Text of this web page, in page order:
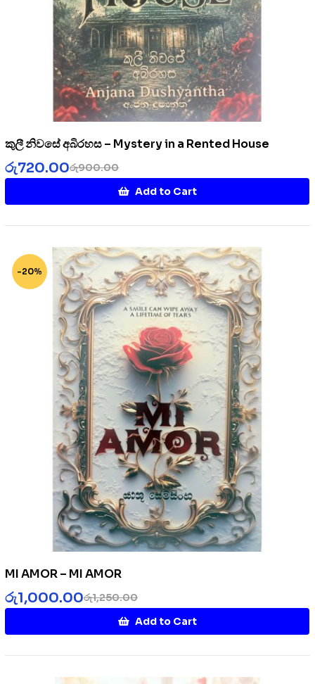
කුලී නිවසේ අබිරහස – Mystery in a Rented House
රු900.00
රු720.00
Add to Cart
-20%
MI AMOR – MI AMOR
රු1,250.00
රු1,000.00
Add to Cart